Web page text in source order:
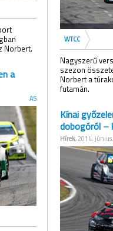
Norbert.
a
AS
WTCC
Nagyszerű
szezon
Norbert a
futamán.
Kínai
dobogóról –
Hírek, 2014.